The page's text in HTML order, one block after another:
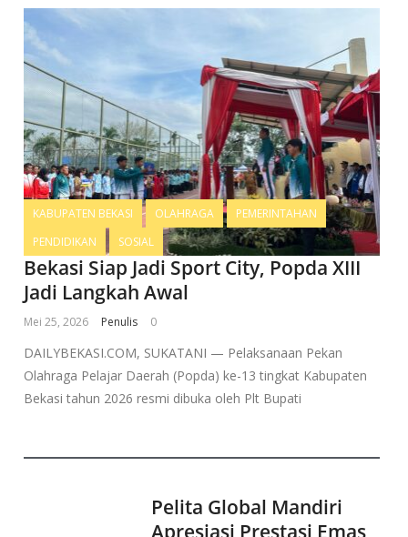
KABUPATEN BEKASI OLAHRAGA
PEMERINTAHAN
PENDIDIKAN
SOSIAL
Bekasi Siap Jadi Sport City, Popda XIII
Jadi Langkah Awal
Mei 25, 2026 Penulis 0
DAILYBEKASI.COM, SUKATANI — Pelaksanaan Pekan
Olahraga Pelajar Daerah (Popda) ke-13 tingkat Kabupaten
Bekasi tahun 2026 resmi dibuka oleh Plt Bupati
Pelita Global Mandiri
Apresiasi Prestasi Emas